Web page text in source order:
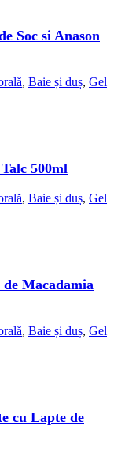
Soc si Anason
, Baie și duș, Gel
500ml
, Baie și duș, Gel
Macadamia
, Baie și duș, Gel
cu Lapte de